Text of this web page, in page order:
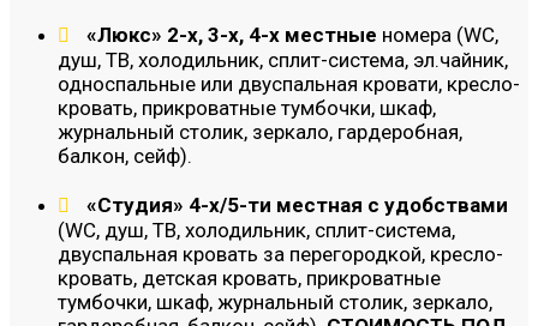
«Люкс» 2-х, 3-х, 4-х местные номера (WC,
душ, ТВ, холодильник, сплит-система, эл.чайник,
односпальные или двуспальная кровати, кресло-
кровать, прикроватные тумбочки, шкаф,
журнальный столик, зеркало, гардеробная,
балкон, сейф).
«Студия» 4-х/5-ти местная с удобствами
(WC, душ, ТВ, холодильник, сплит-система,
двуспальная кровать за перегородкой, кресло-
кровать, детская кровать, прикроватные
тумбочки, шкаф, журнальный столик, зеркало,